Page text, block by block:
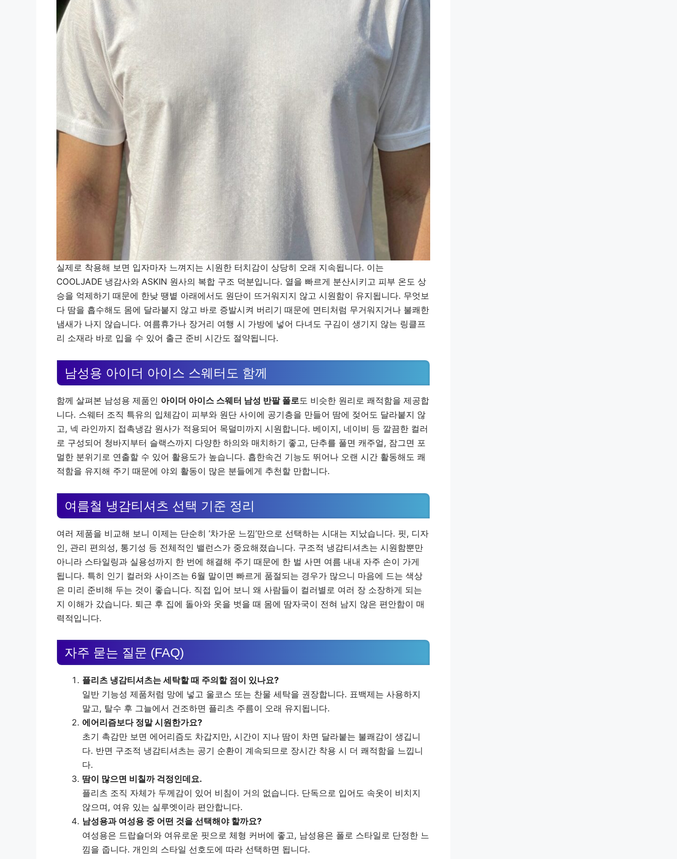
실제로 착용해 보면 입자마자 느껴지는 시원한 터치감이 상당히 오래 지속됩니다. 이는
COOLJADE 냉감사와 ASKIN 원사의 복합 구조 덕분입니다. 열을 빠르게 분산시키고 피부 온도 상
승을 억제하기 때문에 한낮 땡볕 아래에서도 원단이 뜨거워지지 않고 시원함이 유지됩니다. 무엇보
다 땀을 흡수해도 몸에 달라붙지 않고 바로 증발시켜 버리기 때문에 면티처럼 무거워지거나 불쾌한
냄새가 나지 않습니다. 여름휴가나 장거리 여행 시 가방에 넣어 다녀도 구김이 생기지 않는 링클프
리 소재라 바로 입을 수 있어 출근 준비 시간도 절약됩니다.
남성용 아이더 아이스 스웨터도 함께
함께 살펴본 남성용 제품인 아이더 아이스 스웨터 남성 반팔 폴로 도 비슷한 원리로 쾌적함을 제공합
니다. 스웨터 조직 특유의 입체감이 피부와 원단 사이에 공기층을 만들어 땀에 젖어도 달라붙지 않
고, 넥 라인까지 접촉냉감 원사가 적용되어 목덜미까지 시원합니다. 베이지, 네이비 등 깔끔한 컬러
로 구성되어 청바지부터 슬랙스까지 다양한 하의와 매치하기 좋고, 단추를 풀면 캐주얼, 잠그면 포
멀한 분위기로 연출할 수 있어 활용도가 높습니다. 흡한속건 기능도 뛰어나 오랜 시간 활동해도 쾌
적함을 유지해 주기 때문에 야외 활동이 많은 분들에게 추천할 만합니다.
여름철 냉감티셔츠 선택 기준 정리
여러 제품을 비교해 보니 이제는 단순히 ‘차가운 느낌’만으로 선택하는 시대는 지났습니다. 핏, 디자
인, 관리 편의성, 통기성 등 전체적인 밸런스가 중요해졌습니다. 구조적 냉감티셔츠는 시원함뿐만
아니라 스타일링과 실용성까지 한 번에 해결해 주기 때문에 한 벌 사면 여름 내내 자주 손이 가게
됩니다. 특히 인기 컬러와 사이즈는 6월 말이면 빠르게 품절되는 경우가 많으니 마음에 드는 색상
은 미리 준비해 두는 것이 좋습니다. 직접 입어 보니 왜 사람들이 컬러별로 여러 장 소장하게 되는
지 이해가 갔습니다. 퇴근 후 집에 돌아와 옷을 벗을 때 몸에 땀자국이 전혀 남지 않은 편안함이 매
력적입니다.
자주 묻는 질문 (FAQ)
플리츠 냉감티셔츠는 세탁할 때 주의할 점이 있나요?
일반 기능성 제품처럼 망에 넣고 울코스 또는 찬물 세탁을 권장합니다. 표백제는 사용하지
말고, 탈수 후 그늘에서 건조하면 플리츠 주름이 오래 유지됩니다.
에어리즘보다 정말 시원한가요?
초기 촉감만 보면 에어리즘도 차갑지만, 시간이 지나 땀이 차면 달라붙는 불쾌감이 생깁니
다. 반면 구조적 냉감티셔츠는 공기 순환이 계속되므로 장시간 착용 시 더 쾌적함을 느낍니
다.
땀이 많으면 비칠까 걱정인데요.
플리츠 조직 자체가 두께감이 있어 비침이 거의 없습니다. 단독으로 입어도 속옷이 비치지
않으며, 여유 있는 실루엣이라 편안합니다.
남성용과 여성용 중 어떤 것을 선택해야 할까요?
여성용은 드랍숄더와 여유로운 핏으로 체형 커버에 좋고, 남성용은 폴로 스타일로 단정한 느
낌을 줍니다. 개인의 스타일 선호도에 따라 선택하면 됩니다.